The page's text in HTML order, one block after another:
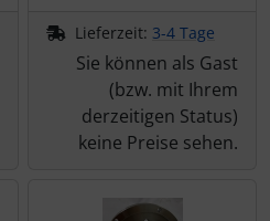
Lieferzeit: 3-4 Tage
Sie können als Gast
(bzw. mit Ihrem
derzeitigen Status)
keine Preise sehen.